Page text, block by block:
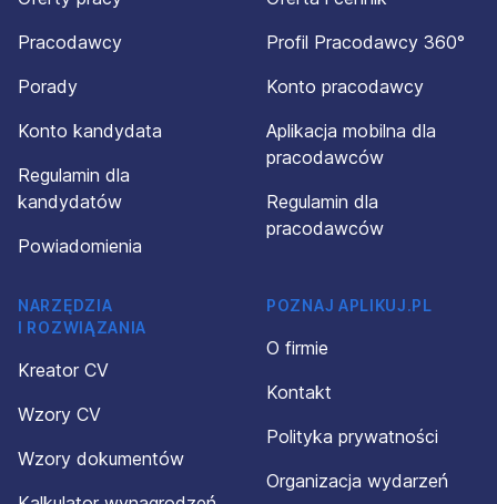
Pracodawcy
Porady
Konto kandydata
Regulamin dla
kandydatów
Powiadomienia
Profil Pracodawcy 360°
Konto pracodawcy
Aplikacja mobilna dla
pracodawców
Regulamin dla
pracodawców
NARZĘDZIA
I ROZWIĄZANIA
Kreator CV
Wzory CV
Wzory dokumentów
POZNAJ APLIKUJ.PL
O firmie
Kontakt
Polityka prywatności
Organizacja wydarzeń